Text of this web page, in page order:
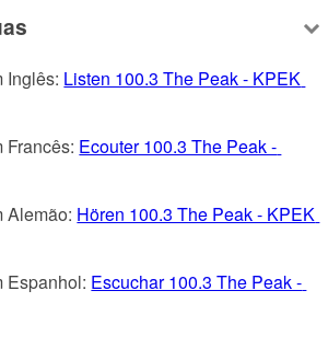
Inglês: Listen 100.3 The Peak - KPEK
Francês: Ecouter 100.3 The Peak -
Alemão: Hören 100.3 The Peak - KPEK
Espanhol: Escuchar 100.3 The Peak -